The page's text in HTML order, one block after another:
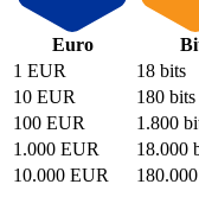
Euro
1 EUR
18 bits
10 EUR
180 bits
100 EUR
1.800
1.000 EUR
18.000
10.000 EUR